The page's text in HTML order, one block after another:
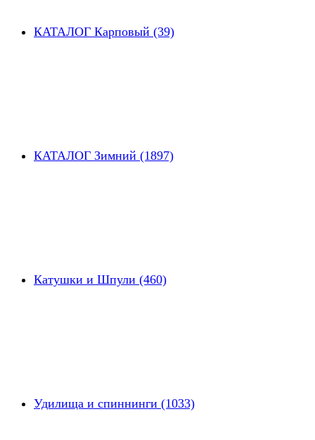
КАТАЛОГ Карповый (39)
КАТАЛОГ Зимний (1897)
Катушки и Шпули (460)
Удилища и спиннинги (1033)